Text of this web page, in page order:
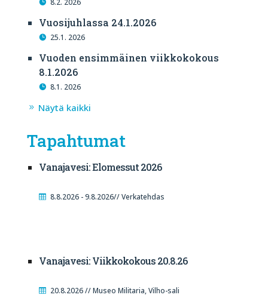
8.2. 2026
Vuosijuhlassa 24.1.2026
25.1. 2026
Vuoden ensimmäinen viikkokokous
8.1.2026
8.1. 2026
Näytä kaikki
Tapahtumat
Vanajavesi: Elomessut 2026
8.8.2026 - 9.8.2026// Verkatehdas
Vanajavesi: Viikkokokous 20.8.26
20.8.2026 // Museo Militaria, Vilho-sali